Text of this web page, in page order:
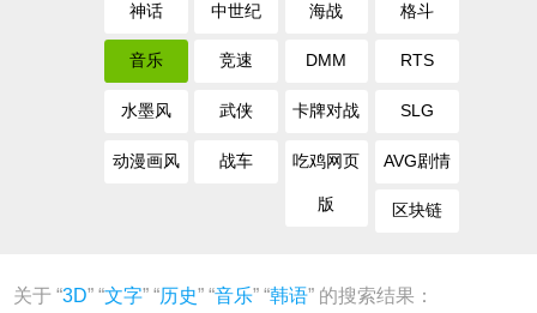
神话 中世纪 海战 格斗
音乐 竞速 DMM RTS
水墨风 武侠 卡牌对战 SLG
动漫画风 战车 吃鸡网页
版
AVG剧情
区块链
关于 “3D” “文字” “历史” “音乐” “韩语” 的搜索结果：